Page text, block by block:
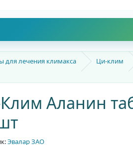
для лечения климакса Ци-клим
Аланин
Эвалар ЗАО